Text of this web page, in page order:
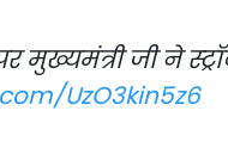
मुख्यमंत्री जी ने
UzO3kin5z6